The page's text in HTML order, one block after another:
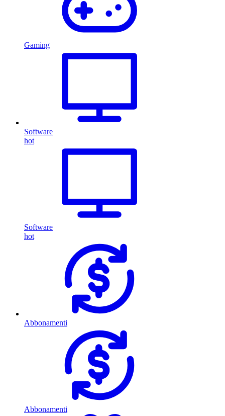
Gaming
Software
hot
Software
hot
Abbonamenti
Abbonamenti